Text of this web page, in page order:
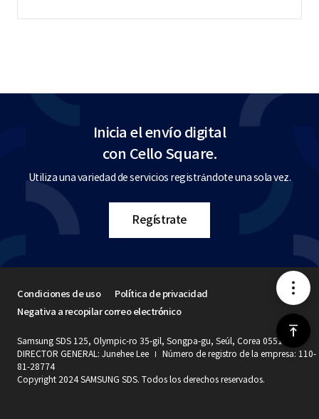
메
뉴
위
Inicia el envío digital
con Cello Square.
Utiliza una variedad de servicios registrándote una sola vez.
Regístrate
Samsung SDS 125, Olympic-ro 35-gil, Songpa-gu, Seúl, Corea 05510
DIRECTOR GENERAL: Junehee Lee
Número de registro de la empresa: 110-
81-28774
Copyright 2024 SAMSUNG SDS. Todos los derechos reservados.
Condiciones de uso
Política de privacidad
Negativa a recopilar correo electrónico